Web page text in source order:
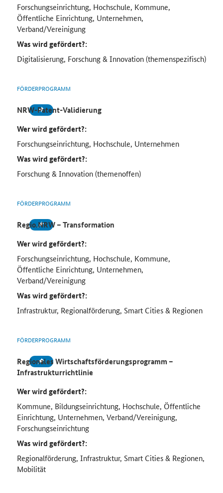
Forschungseinrichtung, Hochschule, Kommune,
Öffentliche Einrichtung, Unternehmen,
Verband/Vereinigung
Was wird gefördert?:
Digitalisierung, Forschung & Innovation (themenspezifisch)
FÖRDERPROGRAMM
NRW-Patent-Validierung
Wer wird gefördert?:
Forschungseinrichtung, Hochschule, Unternehmen
Was wird gefördert?:
Forschung & Innovation (themenoffen)
FÖRDERPROGRAMM
Regio.NRW – Transformation
Wer wird gefördert?:
Forschungseinrichtung, Hochschule, Kommune,
Öffentliche Einrichtung, Unternehmen,
Verband/Vereinigung
Was wird gefördert?:
Infrastruktur, Regionalförderung, Smart Cities & Regionen
FÖRDERPROGRAMM
Regionales Wirtschaftsförderungsprogramm –
Infrastrukturrichtlinie
Wer wird gefördert?:
Kommune, Bildungseinrichtung, Hochschule, Öffentliche
Einrichtung, Unternehmen, Verband/Vereinigung,
Forschungseinrichtung
Was wird gefördert?:
Regionalförderung, Infrastruktur, Smart Cities & Regionen,
Mobilität